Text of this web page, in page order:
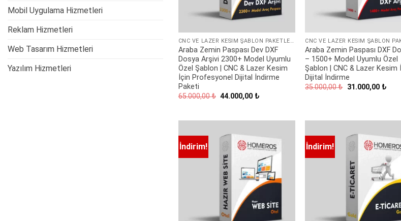
Mobil Uygulama Hizmetleri
Reklam Hizmetleri
Web Tasarım Hizmetleri
Yazılım Hizmetleri
CNC VE LAZER KESIM ŞABLON PAKETLERI
Araba Zemin Paspası Dev DXF
Dosya Arşivi 2300+ Model Uyumlu
Özel Şablon | CNC & Lazer Kesim
İçin Profesyonel Dijital İndirme
Paketi
65.000,00₺ Orijinal
44.000,00 ₺
Araba Zemin Paspası DXF
– 1500+ Model Uyumlu Özel
Şablon | CNC & Lazer Kesim
Dijital İndirme
35.000,00₺ Orijinal
31.000,00 ₺Şu
İndirim! İndirim!